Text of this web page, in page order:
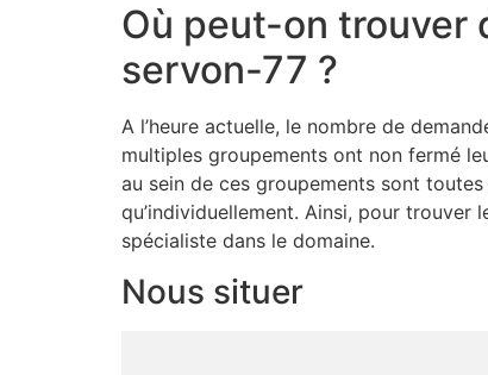
Où peut-on trouver
servon-77 ?
A l’heure actuelle, le nombre de
multiples groupements ont non fermé
au sein de ces groupements sont
qu’individuellement. Ainsi, pour
spécialiste dans le domaine.
Nous situer